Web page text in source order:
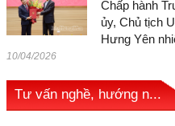
Chấp hành
ủy, Chủ tịch
Hưng Yên
10/04/2026
Tư vấn nghề, hướng n...